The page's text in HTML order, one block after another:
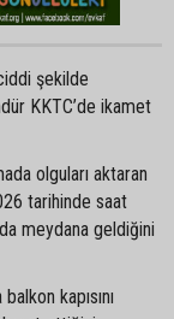
şekilde
KKTC’de ikamet
olguları aktaran
tarihinde saat
meydana geldiğini
kapısını